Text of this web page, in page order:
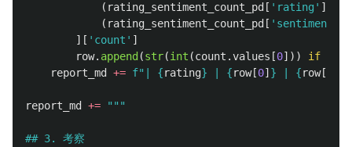
( rating_sentiment_count_pd [ ' rating ' ]
( rating_sentiment_count_pd [ ' sentiment
][ ' count ' ]
row. append (str(int (count .values [0])) if
report_md
+= f" {rating} {row[0] } {row[
report_md += """
## 3. 考察